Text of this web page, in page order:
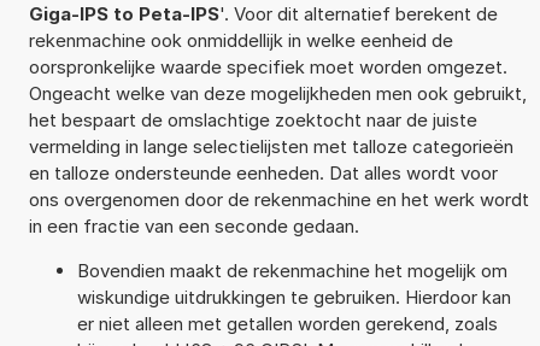
Giga-IPS to Peta-IPS'. Voor dit alternatief berekent de
rekenmachine ook onmiddellijk in welke eenheid de
oorspronkelijke waarde specifiek moet worden omgezet.
Ongeacht welke van deze mogelijkheden men ook gebruikt,
het bespaart de omslachtige zoektocht naar de juiste
vermelding in lange selectielijsten met talloze categorieën
en talloze ondersteunde eenheden. Dat alles wordt voor
ons overgenomen door de rekenmachine en het werk wordt
in een fractie van een seconde gedaan.
Bovendien maakt de rekenmachine het mogelijk om
wiskundige uitdrukkingen te gebruiken. Hierdoor kan
er niet alleen met getallen worden gerekend, zoals